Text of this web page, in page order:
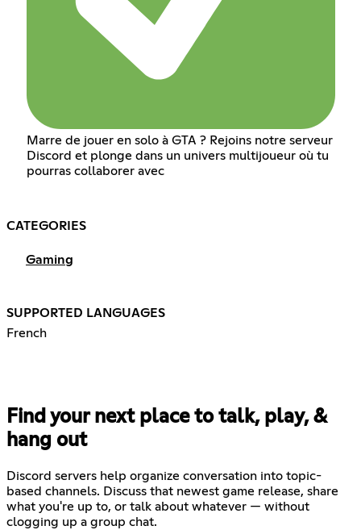
Marre de jouer en solo à GTA ? Rejoins notre serveur
Discord et plonge dans un univers multijoueur où tu
pourras collaborer avec
CATEGORIES
Gaming
SUPPORTED LANGUAGES
French
Find your next place to talk, play, &
hang out
Discord servers help organize conversation into topic-
based channels. Discuss that newest game release, share
what you're up to, or talk about whatever — without
clogging up a group chat.